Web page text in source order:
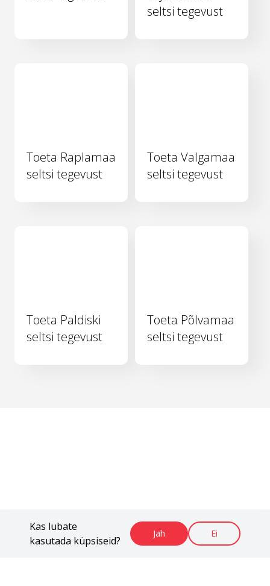
Kas lubate
kasutada küpsiseid?
Jah Ei
seltsi tegevust
Toeta Raplamaa
seltsi tegevust
Toeta Valgamaa
seltsi tegevust
Toeta Paldiski
seltsi tegevust
Toeta Põlvamaa
seltsi tegevust